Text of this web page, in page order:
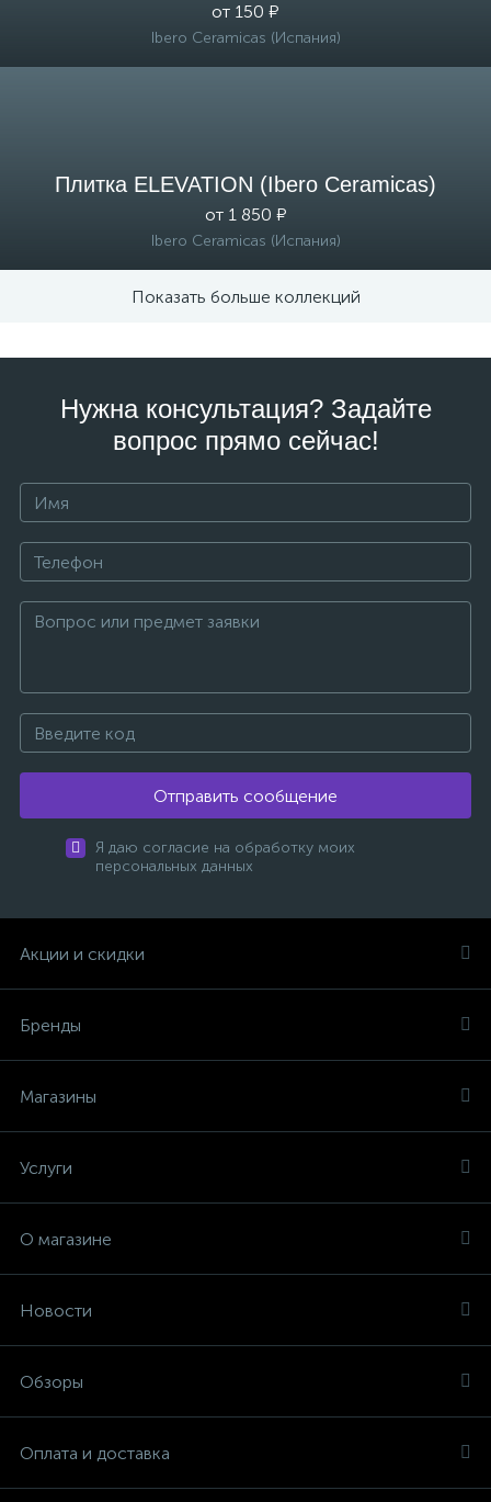
от 150 ₽
Ibero Ceramicas (Испания)
Плитка ELEVATION (Ibero Ceramicas)
от 1 850 ₽
Ibero Ceramicas (Испания)
Показать больше коллекций
Нужна консультация? Задайте
вопрос прямо сейчас!
Отправить сообщение
Я даю согласие на обработку моих
персональных данных
Акции и скидки
Бренды
Магазины
Услуги
О магазине
Новости
Обзоры
Оплата и доставка